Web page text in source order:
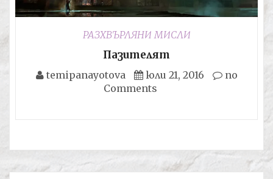
РАЗХВЪРЛЯНИ МИСЛИ
Пазителят
temipanayotova юли 21, 2016
no
Comments